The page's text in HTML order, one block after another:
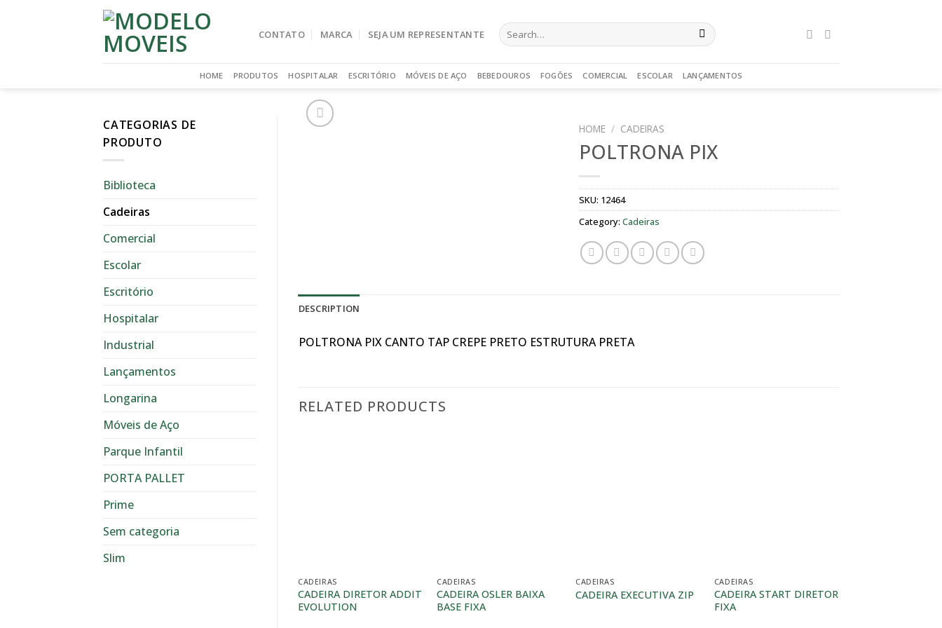
CONTATO MARCA SEJA UM REPRESENTANTE
Search
for:
HOME PRODUTOS HOSPITALAR ESCRITÓRIO MÓVEIS DE AÇO BEBEDOUROS FOGÕES COMERCIAL ESCOLAR LANÇAMENTOS
CATEGORIAS DE
PRODUTO
Biblioteca
Cadeiras
Comercial
Escolar
Escritório
Hospitalar
Industrial
Lançamentos
Longarina
Móveis de Aço
Parque Infantil
PORTA PALLET
Prime
Sem categoria
Slim
HOME / CADEIRAS
POLTRONA PIX
SKU: 12464
Category:Cadeiras
DESCRIPTION
POLTRONA PIX CANTO TAP CREPE PRETO ESTRUTURA PRETA
RELATED PRODUCTS
CADEIRAS
CADEIRA DIRETOR ADDIT
EVOLUTION
CADEIRAS
CADEIRA OSLER BAIXA
BASE FIXA
CADEIRAS
CADEIRA EXECUTIVA ZIP
CADEIRAS
CADEIRA START DIRETOR
FIXA